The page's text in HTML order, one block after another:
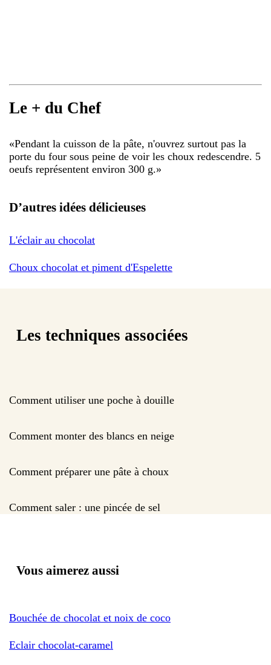
Le + du Chef
«Pendant la cuisson de la pâte, n'ouvrez surtout pas la
porte du four sous peine de voir les choux redescendre. 5
oeufs représentent environ 300 g.»
D’autres idées délicieuses
L'éclair au chocolat
Choux chocolat et piment d'Espelette
Les techniques associées
Comment utiliser une poche à douille
Comment monter des blancs en neige
Comment préparer une pâte à choux
Comment saler : une pincée de sel
Vous aimerez aussi
Bouchée de chocolat et noix de coco
Eclair chocolat-caramel